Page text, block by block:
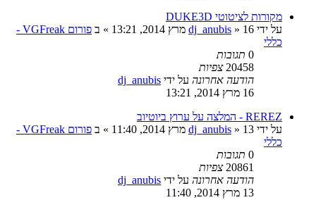
מקורות לציטוטי DUKE3D
על ידי
dj_anubis » 16 מרץ 2014, 13:21 » ב
פורום VGFreak -
כללי
0 תגובות
20458 צפיות
הודעה אחרונה על ידי dj_anubis
16 מרץ 2014, 13:21
REREZ - המלצה על ערוץ ביוטיוב
על ידי
dj_anubis » 13 מרץ 2014, 11:40 » ב
פורום VGFreak -
כללי
0 תגובות
20861 צפיות
הודעה אחרונה על ידי dj_anubis
13 מרץ 2014, 11:40